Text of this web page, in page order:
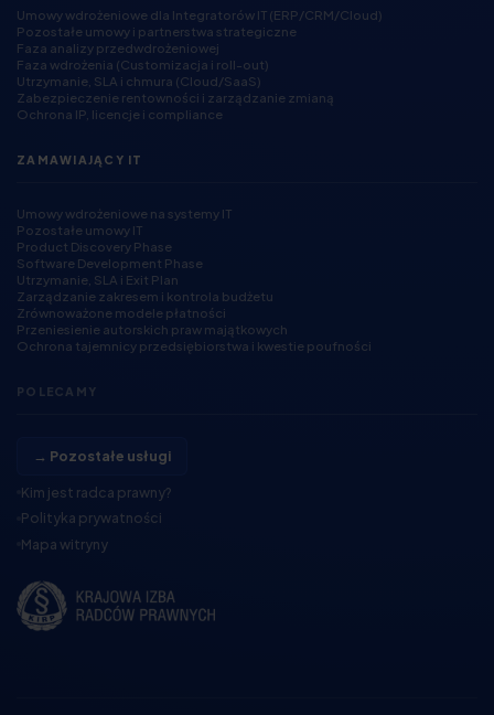
Umowy wdrożeniowe dla Integratorów IT (ERP/CRM/Cloud)
Pozostałe umowy i partnerstwa strategiczne
Faza analizy przedwdrożeniowej
Faza wdrożenia (Customizacja i roll-out)
Utrzymanie, SLA i chmura (Cloud/SaaS)
Zabezpieczenie rentowności i zarządzanie zmianą
Ochrona IP, licencje i compliance
ZAMAWIAJĄCY IT
Umowy wdrożeniowe na systemy IT
Pozostałe umowy IT
Product Discovery Phase
Software Development Phase
Utrzymanie, SLA i Exit Plan
Zarządzanie zakresem i kontrola budżetu
Zrównoważone modele płatności
Przeniesienie autorskich praw majątkowych
Ochrona tajemnicy przedsiębiorstwa i kwestie poufności
POLECAMY
→ Pozostałe usługi
Kim jest radca prawny?
Polityka prywatności
Mapa witryny